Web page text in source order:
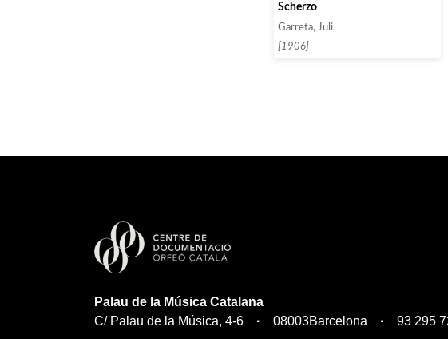
Scherzo
Garreta, Juli
[1906]
Palau de la Música Catalana
C/ Palau de la Música, 4-6
08003Barcelona 93 295